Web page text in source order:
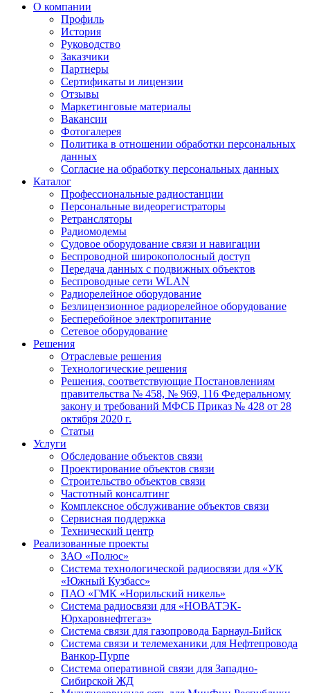
О компании
Профиль
История
Руководство
Заказчики
Партнеры
Сертификаты и лицензии
Отзывы
Маркетинговые материалы
Вакансии
Фотогалерея
Политика в отношении обработки персональных
данных
Согласие на обработку персональных данных
Каталог
Профессиональные радиостанции
Персональные видеорегистраторы
Ретрансляторы
Радиомодемы
Судовое оборудование связи и навигации
Беспроводной широкополосный доступ
Передача данных с подвижных объектов
Беспроводные сети WLAN
Радиорелейное оборудование
Безлицензионное радиорелейное оборудование
Бесперебойное электропитание
Сетевое оборудование
Решения
Отраслевые решения
Технологические решения
Решения, соответствующие Постановлениям
правительства № 458, № 969, 116 Федеральному
закону и требований МФСБ Приказ № 428 от 28
октября 2020 г.
Статьи
Услуги
Обследование объектов связи
Проектирование объектов связи
Строительство объектов связи
Частотный консалтинг
Комплексное обслуживание объектов связи
Сервисная поддержка
Технический центр
Реализованные проекты
ЗАО «Полюс»
Система технологической радиосвязи для «УК
«Южный Кузбасс»
ПАО «ГМК «Норильский никель»
Система радиосвязи для «НОВАТЭК-
Юрхаровнефтегаз»
Система связи для газопровода Барнаул-Бийск
Система связи и телемеханики для Нефтепровода
Ванкор-Пурпе
Система оперативной связи для Западно-
Сибирской ЖД